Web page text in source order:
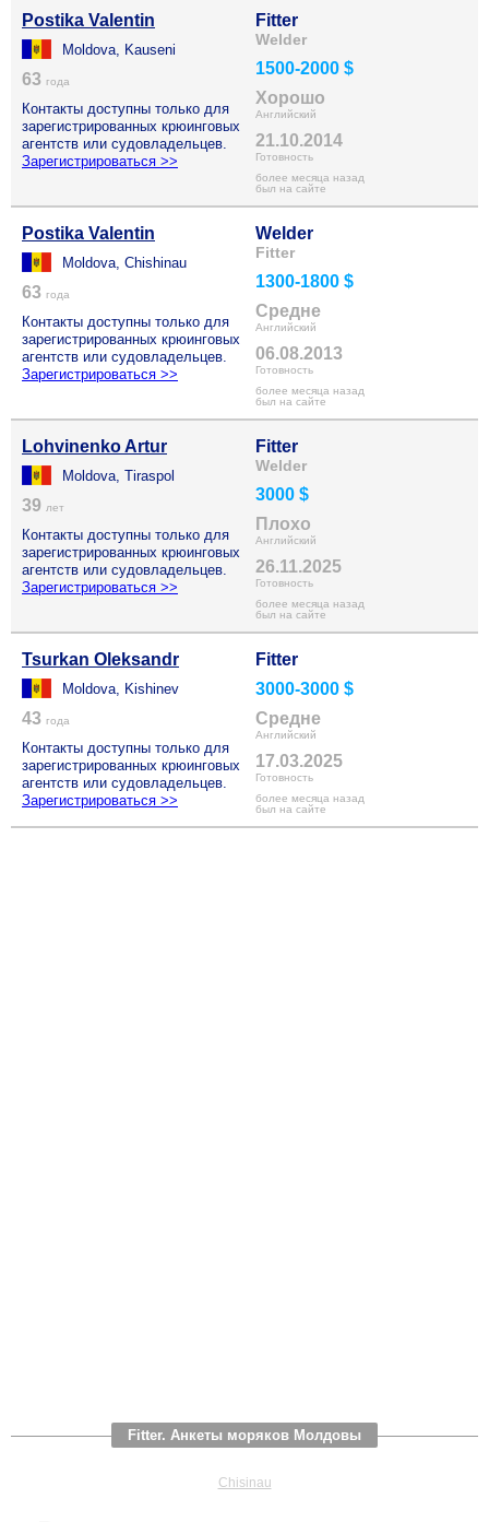
Postika Valentin
Moldova, Kauseni
63 года
Контакты доступны только для
зарегистрированных крюинговых
агентств или судовладельцев.
Зарегистрироваться >>
Fitter
Welder
1500-2000 $
Хорошо
Английский
21.10.2014
Готовность
более месяца назад
был на сайте
Postika Valentin
Moldova, Chishinau
63 года
Контакты доступны только для
зарегистрированных крюинговых
агентств или судовладельцев.
Зарегистрироваться >>
Welder
Fitter
1300-1800 $
Средне
Английский
06.08.2013
Готовность
более месяца назад
был на сайте
Lohvinenko Artur
Moldova, Tiraspol
39 лет
Контакты доступны только для
зарегистрированных крюинговых
агентств или судовладельцев.
Зарегистрироваться >>
Fitter
Welder
3000 $
Плохо
Английский
26.11.2025
Готовность
более месяца назад
был на сайте
Tsurkan Oleksandr
Moldova, Kishinev
43 года
Контакты доступны только для
зарегистрированных крюинговых
агентств или судовладельцев.
Зарегистрироваться >>
Fitter
3000-3000 $
Средне
Английский
17.03.2025
Готовность
более месяца назад
был на сайте
Fitter. Анкеты моряков Молдовы
Chisinau